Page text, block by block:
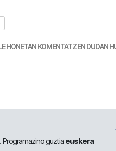
HONETAN KOMENTATZEN DUDAN
guztia euskera